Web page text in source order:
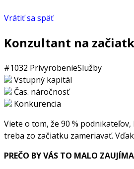
Vrátiť sa späť
Konzultant na
#1032 PrivyrobenieSlužby
Vstupný kapitál
Čas. náročnosť
Konkurencia
Viete o tom, že 90 %
treba zo začiatku zameriavať.
PREČO BY VÁS TO MALO